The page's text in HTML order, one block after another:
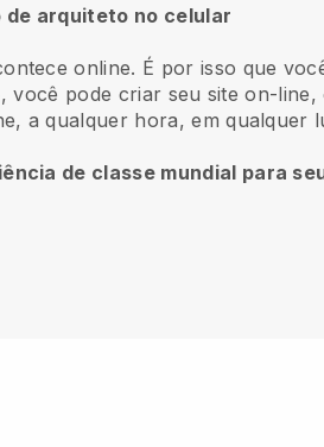
de arquiteto no celular
online. É por isso que
você pode criar seu site on-
a qualquer hora, em qualquer
de classe mundial para